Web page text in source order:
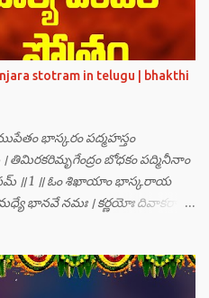
సత్యలోకానికి వెళ్ళి, అక్కడ
అక్కడి నుంచి బ్రహ్మగారితో సహా
పెడుతున్న బాధలన్నీ వివరించారు.
ఇలా అన్నారు…”బ్రహ్మాదిదేవతలారా! మీ
క్షమాగుణంతో ఓపిక పట...
stotram in telugu | bhakthi
భాస్కరం పద్మహస్తం
తిమిరకరిమృగేంద్రం బోధకం పద్మినీనాం
॥ 1 ॥ ఓం శిఖాయాం భాస్కరాయ
భానవే నమః । కర్ణయోః దివాకరాయ
హంసీం హంసూం హంసైం హంసౌం
మణికుంభాయ హుం ఫట్ స్వాహా